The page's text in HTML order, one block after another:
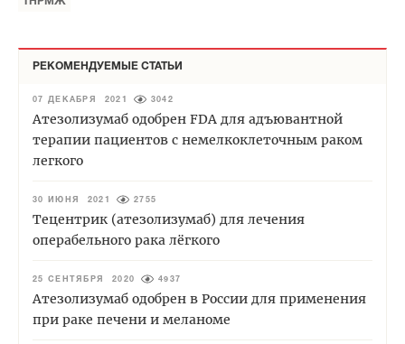
РЕКОМЕНДУЕМЫЕ СТАТЬИ
07 ДЕКАБРЯ 2021 3042
Атезолизумаб одобрен FDA для адъювантной
терапии пациентов с немелкоклеточным раком
легкого
30 ИЮНЯ 2021 2755
Тецентрик (атезолизумаб) для лечения
операбельного рака лёгкого
25 СЕНТЯБРЯ 2020 4937
Атезолизумаб одобрен в России для применения
при раке печени и меланоме